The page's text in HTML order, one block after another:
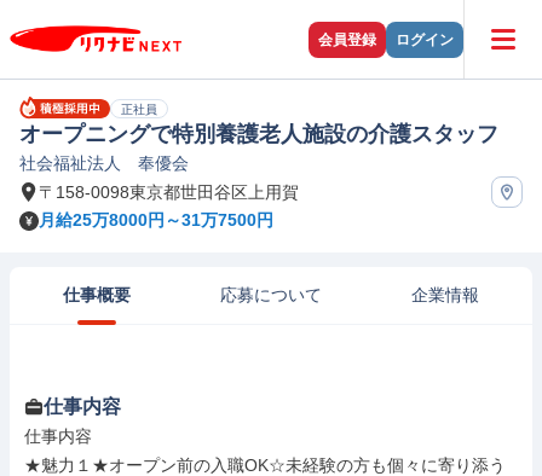
会員登録 ログイン
正社員
オープニングで特別養護老人施設の介護スタッフ
社会福祉法人 奉優会
〒158-0098東京都世田谷区上用賀
月給25万8000円～31万7500円
仕事概要 応募について 企業情報
仕事内容
仕事内容
★魅力１★オープン前の入職OK☆未経験の方も個々に寄り添う